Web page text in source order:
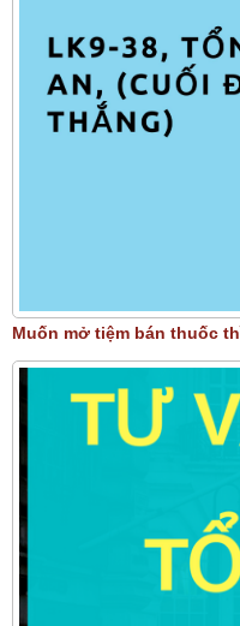
Muốn mở tiệm bán thuốc